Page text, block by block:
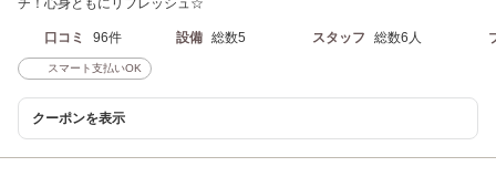
チ！心身ともにリフレッシュ☆
口コミ 96件 設備 総数5 スタッフ 総数6人
スマート支払いOK
クーポンを表示